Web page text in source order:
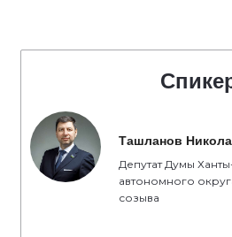
Ташланов
Депутат Думы
автономного
созыва